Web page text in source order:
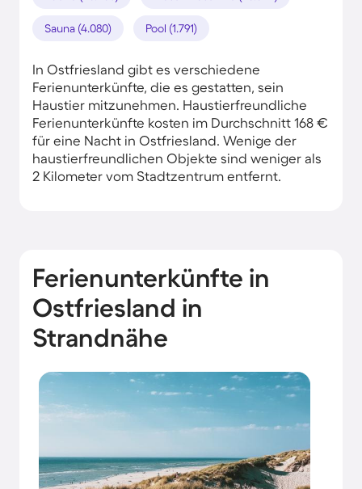
Sauna (4.080) Pool (1.791)
In Ostfriesland gibt es verschiedene
Ferienunterkünfte, die es gestatten, sein
Haustier mitzunehmen. Haustierfreundliche
Ferienunterkünfte kosten im Durchschnitt 168 €
für eine Nacht in Ostfriesland. Wenige der
haustierfreundlichen Objekte sind weniger als
2 Kilometer vom Stadtzentrum entfernt.
Ferienunterkünfte in
Ostfriesland in
Strandnähe